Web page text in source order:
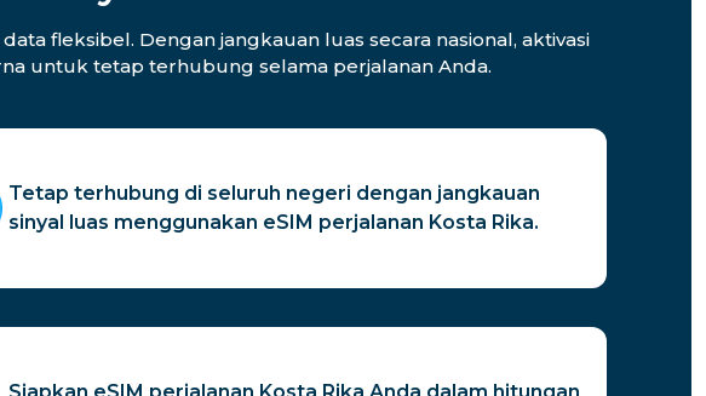
fleksibel. Dengan jangkauan luas secara nasional, aktivasi
untuk tetap terhubung selama perjalanan Anda.
Tetap terhubung di seluruh negeri dengan jangkauan
sinyal luas menggunakan eSIM perjalanan Kosta Rika.
Siapkan eSIM perjalanan Kosta Rika Anda dalam hitungan